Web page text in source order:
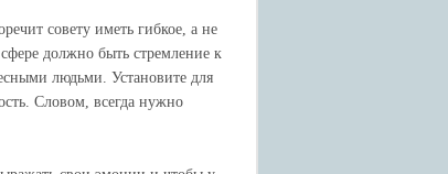
совету иметь гибкое, а не
должно быть стремление к
людьми. Установите для
Словом, всегда нужно